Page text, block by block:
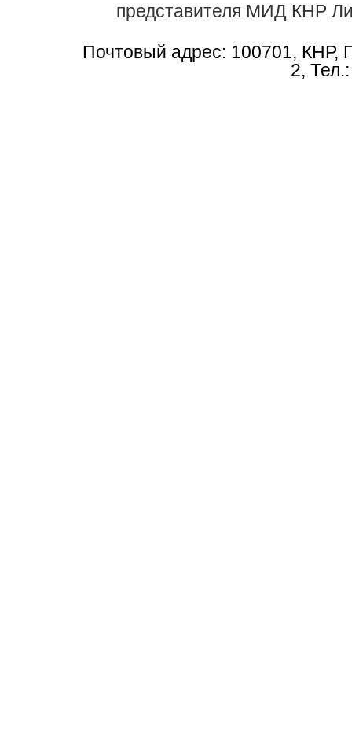
представителя МИД КНР
Почтовый адрес: 100701, КНР,
2,